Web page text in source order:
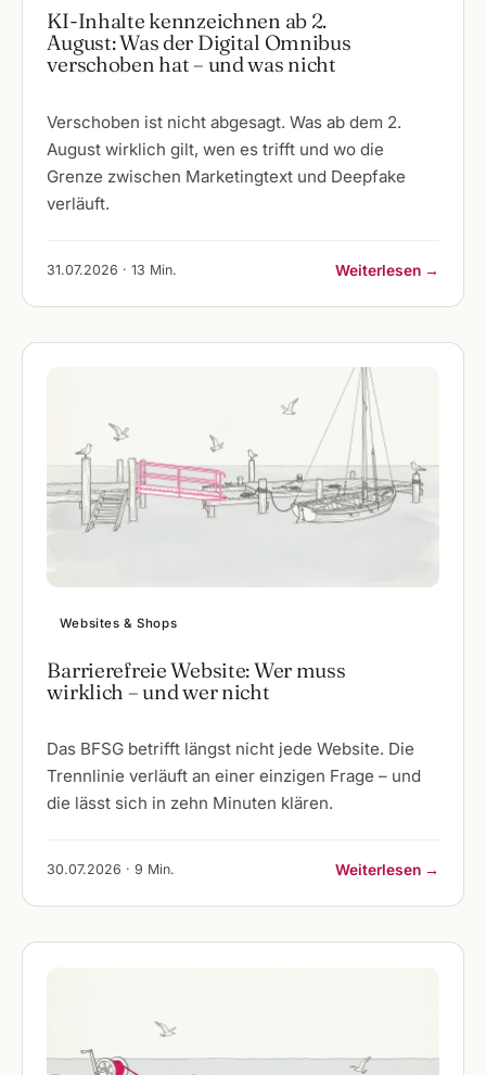
KI-Inhalte kennzeichnen ab 2.
August: Was der Digital Omnibus
verschoben hat – und was nicht
Verschoben ist nicht abgesagt. Was ab dem 2.
August wirklich gilt, wen es trifft und wo die
Grenze zwischen Marketingtext und Deepfake
verläuft.
31.07.2026 · 13 Min. Weiterlesen →
Websites & Shops
Barrierefreie Website: Wer muss
wirklich – und wer nicht
Das BFSG betrifft längst nicht jede Website. Die
Trennlinie verläuft an einer einzigen Frage – und
die lässt sich in zehn Minuten klären.
30.07.2026 · 9 Min. Weiterlesen →